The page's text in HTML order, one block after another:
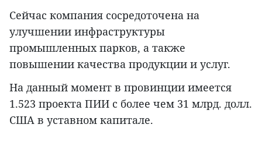
Сейчас компания сосредоточена на
улучшении инфраструктуры
промышленных парков, а также
повышении качества продукции и услуг.
На данный момент в провинции имеется
1.523 проекта ПИИ с более чем 31 млрд. долл.
США в уставном капитале.